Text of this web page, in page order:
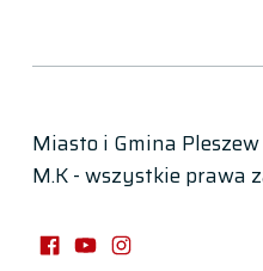
Miasto i Gmina
M.K - wszystkie prawa
Facebook
You TubeInstagram